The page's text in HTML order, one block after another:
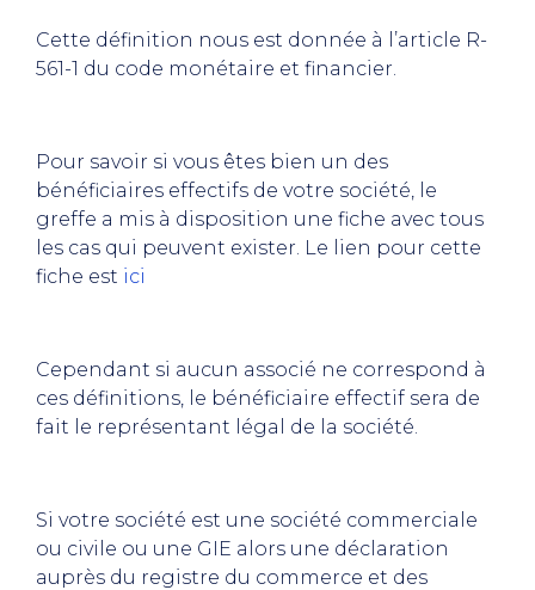
Cette définition nous est donnée à l’article R-
561-1 du code monétaire et financier.
Pour savoir si vous êtes bien un des
bénéficiaires effectifs de votre société, le
greffe a mis à disposition une fiche avec tous
les cas qui peuvent exister. Le lien pour cette
fiche est ici
Cependant si aucun associé ne correspond à
ces définitions, le bénéficiaire effectif sera de
fait le représentant légal de la société.
Si votre société est une société commerciale
ou civile ou une GIE alors une déclaration
auprès du registre du commerce et des